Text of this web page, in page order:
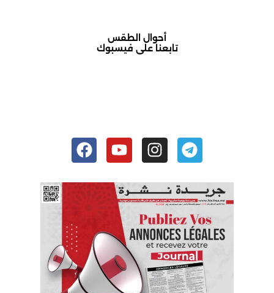
أحوال الطقس
أكادير حالة الطقستابعنا على فيسبوك
Telegram
Instagram
Youtube
Facebook